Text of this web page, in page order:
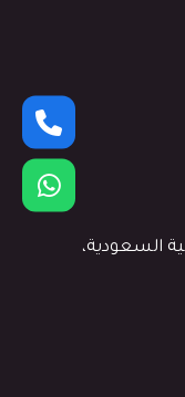
السعودية،